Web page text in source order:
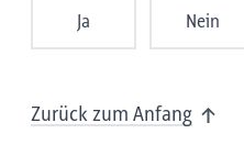
Ja Nein
Zurück zum Anfang